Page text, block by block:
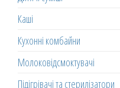
Каші
Кухонні комбайни
Молоковідсмоктувачі
Підігрівачі та стерилізатори